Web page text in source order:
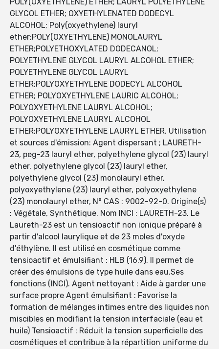
GLYCOL ETHER; OXYETHYLENATED DODECYL
ALCOHOL; Poly(oxyethylene) lauryl
ether;POLY(OXYETHYLENE) MONOLAURYL
ETHER;POLYETHOXYLATED DODECANOL;
POLYETHYLENE GLYCOL LAURYL ALCOHOL ETHER;
POLYETHYLENE GLYCOL LAURYL
ETHER;POLYOXYETHYLENE DODECYL ALCOHOL
ETHER; POLYOXYETHYLENE LAURIC ALCOHOL;
POLYOXYETHYLENE LAURYL ALCOHOL;
POLYOXYETHYLENE LAURYL ALCOHOL
ETHER;POLYOXYETHYLENE LAURYL ETHER. Utilisation
et sources d'émission: Agent dispersant ; LAURETH-
23, peg-23 lauryl ether, polyethylene glycol (23) lauryl
ether, polyethylene glycol (23) lauryl ether,
polyethylene glycol (23) monolauryl ether,
polyoxyethylene (23) lauryl ether, polyoxyethylene
(23) monolauryl ether, N° CAS : 9002-92-0. Origine(s)
: Végétale, Synthétique. Nom INCI : LAURETH-23. Le
Laureth-23 est un tensioactif non ionique préparé à
partir d'alcool laurylique et de 23 moles d'oxyde
d'éthylène. Il est utilisé en cosmétique comme
tensioactif et émulsifiant : HLB (16.9). Il permet de
créer des émulsions de type huile dans eau.Ses
fonctions (INCI). Agent nettoyant : Aide à garder une
surface propre Agent émulsifiant : Favorise la
formation de mélanges intimes entre des liquides non
miscibles en modifiant la tension interfaciale (eau et
huile) Tensioactif : Réduit la tension superficielle des
cosmétiques et contribue à la répartition uniforme du